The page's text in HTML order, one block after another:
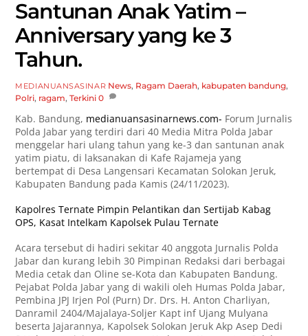
Santunan Anak Yatim –
Anniversary yang ke 3
Tahun.
MEDIANUANSASINAR News, Ragam Daerah, kabupaten bandung,
Polri, ragam,Terkini 0
Kab. Bandung, medianuansasinarnews.com- Forum Jurnalis
Polda Jabar yang terdiri dari 40 Media Mitra Polda Jabar
menggelar hari ulang tahun yang ke-3 dan santunan anak
yatim piatu, di laksanakan di Kafe Rajameja yang
bertempat di Desa Langensari Kecamatan Solokan Jeruk,
Kabupaten Bandung pada Kamis (24/11/2023).
Kapolres Ternate Pimpin Pelantikan dan Sertijab Kabag
OPS, Kasat Intelkam Kapolsek Pulau Ternate
Acara tersebut di hadiri sekitar 40 anggota Jurnalis Polda
Jabar dan kurang lebih 30 Pimpinan Redaksi dari berbagai
Media cetak dan Oline se-Kota dan Kabupaten Bandung.
Pejabat Polda Jabar yang di wakili oleh Humas Polda Jabar,
Pembina JPJ Irjen Pol (Purn) Dr. Drs. H. Anton Charliyan,
Danramil 2404/Majalaya-Soljer Kapt inf Ujang Mulyana
beserta Jajarannya, Kapolsek Solokan Jeruk Akp Asep Dedi